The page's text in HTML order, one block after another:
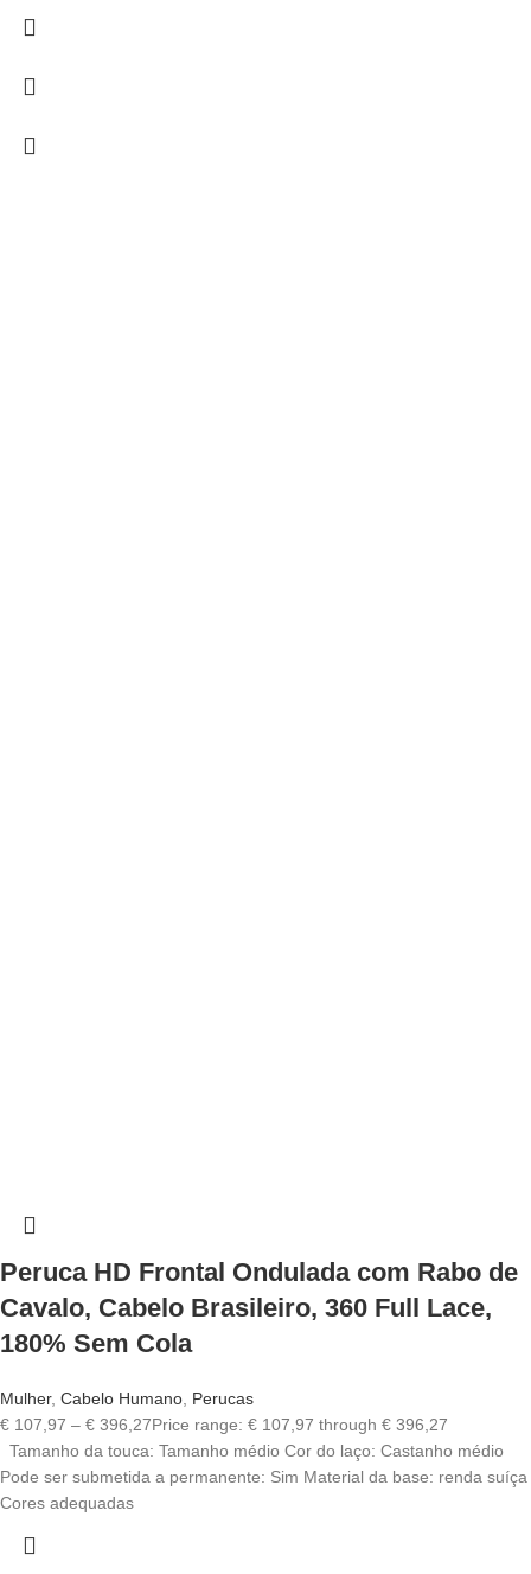
Peruca HD Frontal Ondulada com Rabo de
Cavalo, Cabelo Brasileiro, 360 Full Lace,
180% Sem Cola
Mulher, Cabelo Humano, Perucas
€ 107,97 – € 396,27Price range: € 107,97 through € 396,27
Tamanho da touca: Tamanho médio Cor do laço: Castanho médio
Pode ser submetida a permanente: Sim Material da base: renda suíça
Cores adequadas